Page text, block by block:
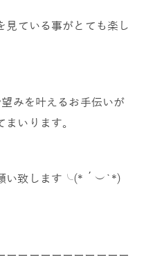
見ている事がとても楽し
みを叶えるお手伝いが
いります。
い致します╰(*´︶`*)
ーーーーーーーーーーー